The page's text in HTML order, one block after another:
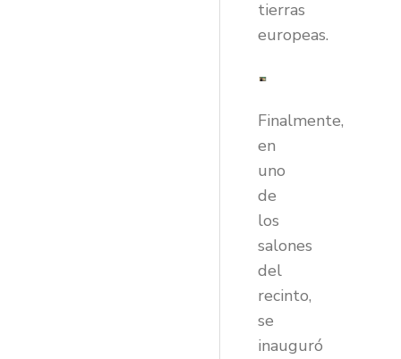
tierras
europeas.
Finalmente,
en
uno
de
los
salones
del
recinto,
se
inauguró